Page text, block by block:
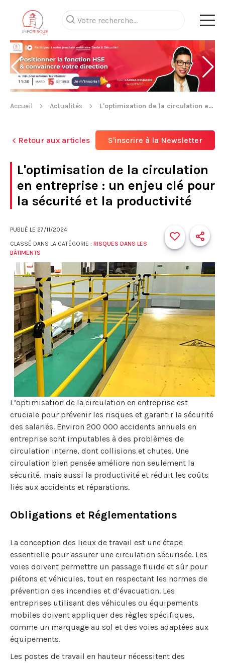
Accueil Actualités L'optimisation de la circulation en entreprise : un enjeu clé pour la sécurité et la productivité
Retour aux articles S'inscrire à la Newsletter
L'optimisation de la circulation
en entreprise : un enjeu clé pour
la sécurité et la productivité
PUBLIÉ LE 27/11/2024
CLASSÉ DANS LA CATÉGORIE : RISQUES DANS LES
BÂTIMENTS
L’optimisation de la circulation en entreprise est
cruciale pour prévenir les risques et garantir la sécurité
des salariés. Environ 200 000 accidents annuels en
entreprise sont imputables à des problèmes de
circulation interne, dont collisions et chutes. Une
circulation bien pensée améliore non seulement la
sécurité, mais aussi la productivité et réduit les coûts
liés aux accidents et réparations.
Obligations et Réglementations
La conception des lieux de travail est une étape
essentielle pour assurer une circulation sécurisée. Les
voies doivent permettre un passage fluide et sûr pour
piétons et véhicules, tout en respectant les normes de
prévention des incendies et d’évacuation. Les
entreprises utilisant des véhicules ou équipements
mobiles doivent appliquer des règles spécifiques,
comme un marquage au sol et des voies adaptées aux
équipements.
Les postes de travail en hauteur nécessitent des